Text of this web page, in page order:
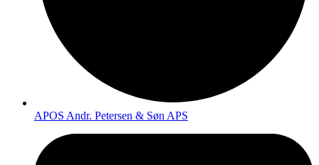
APOS Andr. Petersen & Søn APS